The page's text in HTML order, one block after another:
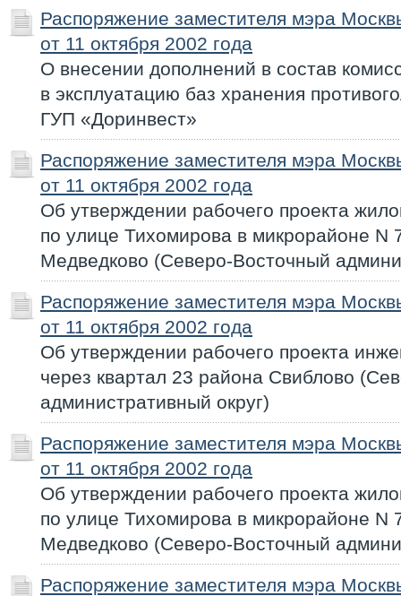
Распоряжение заместителя мэра
от 11 октября 2002 года
О внесении дополнений в состав
в эксплуатацию баз хранения
ГУП «Доринвест»
Распоряжение заместителя мэра
от 11 октября 2002 года
Об утверждении рабочего проекта
по улице Тихомирова в микрорайоне N
Медведково (Северо-Восточный
Распоряжение заместителя мэра
от 11 октября 2002 года
Об утверждении рабочего проекта
через квартал 23 района Свиблово
административный округ)
Распоряжение заместителя мэра
от 11 октября 2002 года
Об утверждении рабочего проекта
по улице Тихомирова в микрорайоне N
Медведково (Северо-Восточный
Распоряжение заместителя мэра